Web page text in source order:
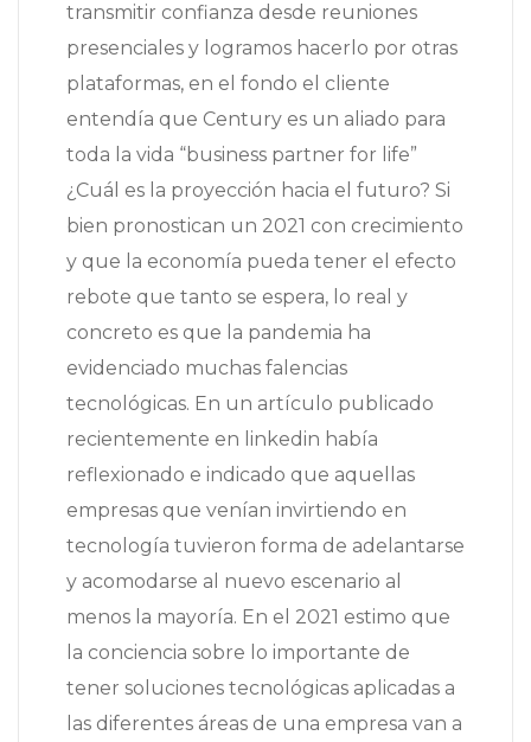
transmitir confianza desde reuniones
presenciales y logramos hacerlo por otras
plataformas, en el fondo el cliente
entendía que Century es un aliado para
toda la vida “business partner for life”
¿Cuál es la proyección hacia el futuro? Si
bien pronostican un 2021 con crecimiento
y que la economía pueda tener el efecto
rebote que tanto se espera, lo real y
concreto es que la pandemia ha
evidenciado muchas falencias
tecnológicas. En un artículo publicado
recientemente en linkedin había
reflexionado e indicado que aquellas
empresas que venían invirtiendo en
tecnología tuvieron forma de adelantarse
y acomodarse al nuevo escenario al
menos la mayoría. En el 2021 estimo que
la conciencia sobre lo importante de
tener soluciones tecnológicas aplicadas a
las diferentes áreas de una empresa van a